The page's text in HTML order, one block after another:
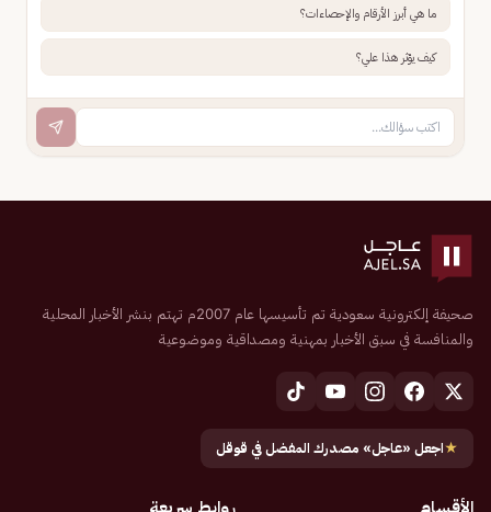
ما هي أبرز الأرقام والإحصاءات؟
كيف يؤثر هذا علي؟
صحيفة إلكترونية سعودية تم تأسيسها عام 2007م تهتم بنشر الأخبار المحلية
والمنافسة في سبق الأخبار بمهنية ومصداقية وموضوعية
★اجعل «عاجل» مصدرك المفضل في قوقل
الأقسام روابط سريعة